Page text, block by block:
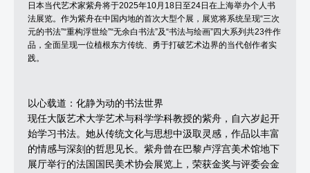
日本当代艺术家紫舟将于2025年10月18日至24日在上海举办个人书
法展览。作为紫舟在中国内地的首次大型个展，展览将系统呈现“三次
元的书法”“重构浮世绘”“无余白书法”及“书法与绘画”四大系列共23件作
品，全面呈现一位植根东方传统、勇于打破艺术边界的当代创作者实
践。
以心载道：化静为动的书法世界
现任大阪艺术大学艺术与科学学科教授的紫舟，自六岁起开
始学习书法。她从传统文化与思想中汲取灵感，作品以丰富
的情感与深刻的哲思见长。紫舟曾在巴黎卢浮宫美术馆地下
展厅举行的法国国民美术协会展览上，荣获金奖与评委会金